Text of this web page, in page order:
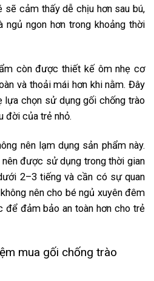
sẽ cảm thấy dễ chịu hơn sau bú,
ngon hơn trong khoảng thời
còn được thiết kế ôm nhẹ cơ
và thoải mái hơn khi nằm. Đây
lựa chọn sử dụng gối chống trào
đời của trẻ nhỏ.
nên lạm dụng sản phẩm này.
được sử dụng trong thời gian
2–3 tiếng và cần có sự quan
nên cho bé ngủ xuyên đêm
để đảm bảo an toàn hơn cho trẻ
mua gối chống trào